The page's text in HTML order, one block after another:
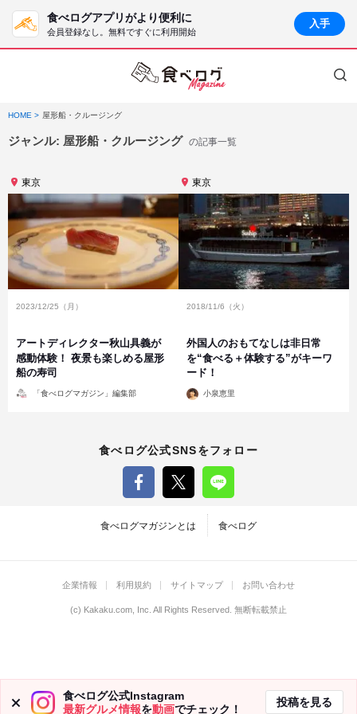
食べログアプリがより便利に
会員登録なし。無料ですぐに利用開始
入手
HOME 屋形船・クルージング
ジャンル: 屋形船・クルージング の記事一覧
東京
2023/12/25（月）
アートディレクター秋山具義が
感動体験！ 夜景も楽しめる屋形
船の寿司
「食べログマガジン」編集部
東京
2018/11/6（火）
外国人のおもてなしは非日常
を“食べる＋体験する”がキーワ
ード！
投
稿
小泉恵里
食べログ公式SNSをフォロー
食べログマガジンとは 食べログ
食べログ公式Instagram
最新グルメ情報を動画でチェック！
投稿を見る
企業情報 利用規約 サイトマップ お問い合わせ
(c) Kakaku.com, Inc. All Rights Reserved. 無断転載禁止